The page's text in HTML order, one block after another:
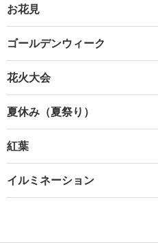
お花見
ゴールデンウィーク
花火大会
夏休み（夏祭り）
紅葉
イルミネーション